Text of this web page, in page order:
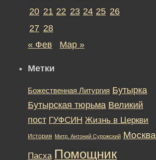
20 21 22 23 24 25 26
27 28
« Фев
Мар »
Метки
Божественная Литургия Бутырка
Бутырская тюрьма Великий
пост ГУФСИН Жизнь в Церкви
История Митр. Антоний Сурожский Москва
Пасха Помощник